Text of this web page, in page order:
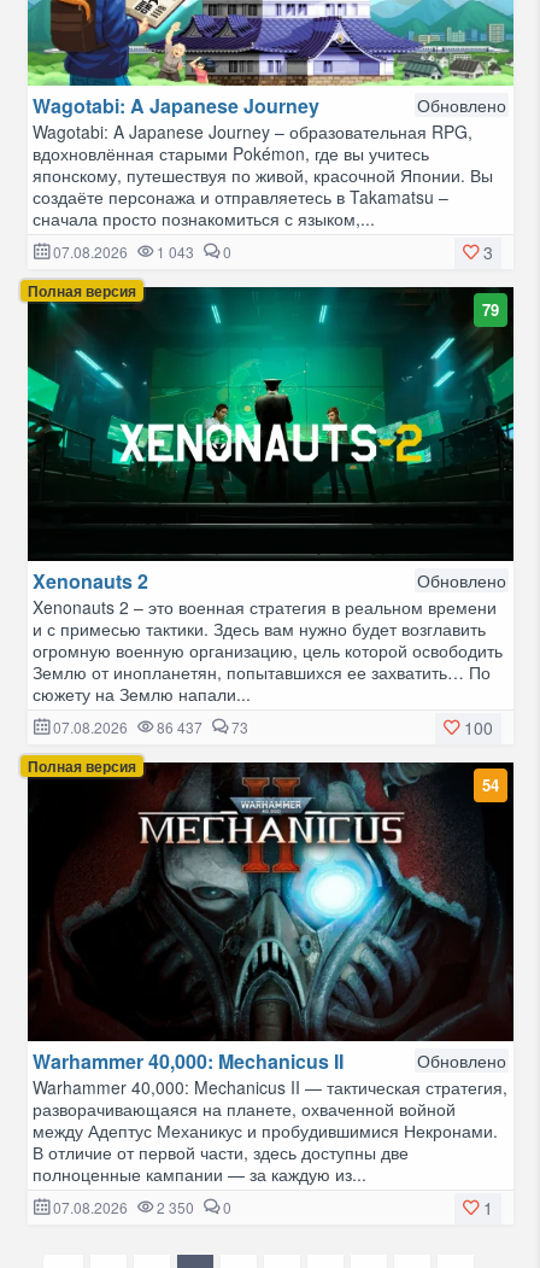
Wagotabi: A Japanese Journey
Обновлено
Wagotabi: A Japanese Journey – образовательная RPG,
вдохновлённая старыми Pokémon, где вы учитесь
японскому, путешествуя по живой, красочной Японии. Вы
создаёте персонажа и отправляетесь в Takamatsu –
сначала просто познакомиться с языком,...
3
07.08.2026 1 043 0
Полная версия
79
Xenonauts 2
Обновлено
Xenonauts 2 – это военная стратегия в реальном времени
и с примесью тактики. Здесь вам нужно будет возглавить
огромную военную организацию, цель которой освободить
Землю от инопланетян, попытавшихся ее захватить… По
сюжету на Землю напали...
100
07.08.2026 86 437 73
Полная версия
54
Warhammer 40,000: Mechanicus II
Обновлено
Warhammer 40,000: Mechanicus II — тактическая стратегия,
разворачивающаяся на планете, охваченной войной
между Адептус Механикус и пробудившимися Некронами.
В отличие от первой части, здесь доступны две
полноценные кампании — за каждую из...
1
07.08.2026 2 350 0